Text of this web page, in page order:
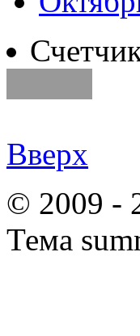
Вверх
© 2009 -
Тема